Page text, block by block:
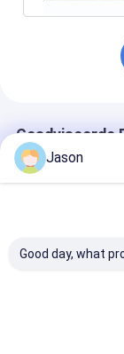
Geadviseerde
Jason
Good day, what